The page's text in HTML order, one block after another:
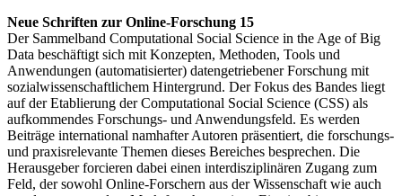
Neue Schriften zur Online-Forschung 15
Der Sammelband Computational Social Science in the Age of Big
Data beschäftigt sich mit Konzepten, Methoden, Tools und
Anwendungen (automatisierter) datengetriebener Forschung mit
sozialwissenschaftlichem Hintergrund. Der Fokus des Bandes liegt
auf der Etablierung der Computational Social Science (CSS) als
aufkommendes Forschungs- und Anwendungsfeld. Es werden
Beiträge international namhafter Autoren präsentiert, die forschungs-
und praxisrelevante Themen dieses Bereiches besprechen. Die
Herausgeber forcieren dabei einen interdisziplinären Zugang zum
Feld, der sowohl Online-Forschern aus der Wissenschaft wie auch